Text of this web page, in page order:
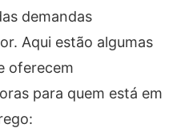
demandas
Aqui estão algumas
oferecem
para quem está em